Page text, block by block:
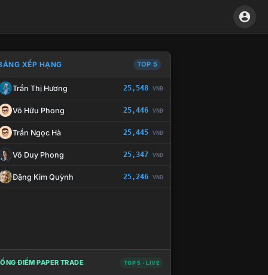
CHẾ TÀI XỬ LÝ VI PHẠM
XẾP HẠNG TOP 5
Trần Thị Hương 25,548 VNĐ
Võ Hữu Phong 25,446 VNĐ
Trần Ngọc Hà 25,445 VNĐ
Võ Duy Phong 25,347 VNĐ
Đặng Kim Quỳnh 25,246 VNĐ
ĐIỂM PAPER TRADE TOP 5 · LIVE